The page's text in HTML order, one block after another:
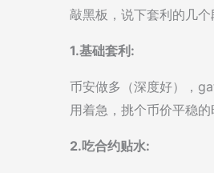
敲黑板，说下套利的几个
1.基础套利:
币安做多（深度好），
用着急，挑个币价平稳的
2.吃合约贴水: